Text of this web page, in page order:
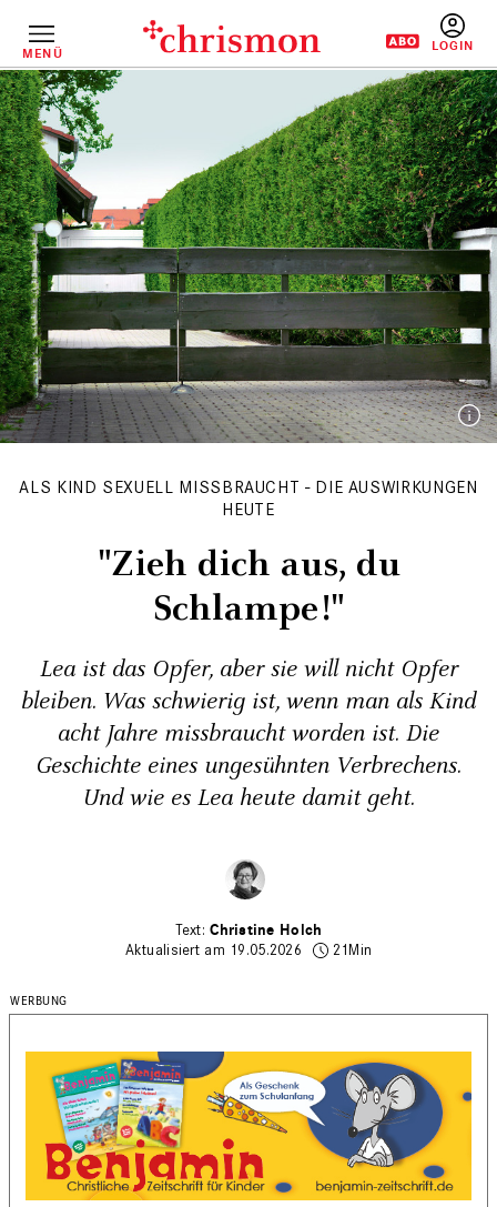
InhaltMENÜ
ALS KIND SEXUELL MISSBRAUCHT - DIE AUSWIRKUNGEN
HEUTE
"Zieh dich aus, du
Schlampe!"
Lea ist das Opfer, aber sie will nicht Opfer
bleiben. Was schwierig ist, wenn man als Kind
acht Jahre missbraucht worden ist. Die
Geschichte eines ungesühnten Verbrechens.
Und wie es Lea heute damit geht.
Christine Holch
Aktualisiert am 19.05.2026
21Min